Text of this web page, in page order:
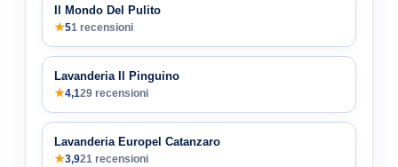
Il Mondo Del Pulito
★51 recensioni
Lavanderia Il Pinguino
★4,129 recensioni
Lavanderia Europel Catanzaro
★3,921 recensioni